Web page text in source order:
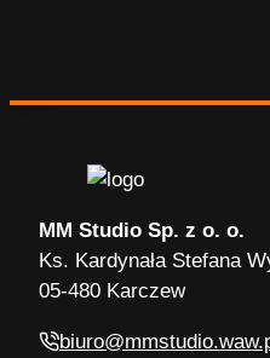
MM Studio Sp. z o. o.
Ks. Kardynała Stefana
05-480 Karczew